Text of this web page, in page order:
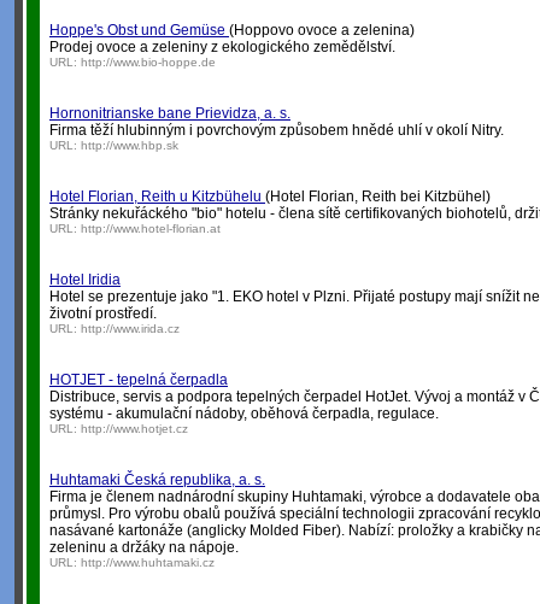
Hoppe's Obst und Gemüse (Hoppovo ovoce a zelenina)
Prodej ovoce a zeleniny z ekologického zemědělství.
URL: http://www.bio-hoppe.de
Hornonitrianske bane Prievidza, a. s.
Firma těží hlubinným i povrchovým způsobem hnědé uhlí v okolí Nitry.
URL: http://www.hbp.sk
Hotel Florian, Reith u Kitzbühelu (Hotel Florian, Reith bei Kitzbühel)
Stránky nekuřáckého "bio" hotelu - člena sítě certifikovaných biohotelů,
URL: http://www.hotel-florian.at
Hotel Iridia
Hotel se prezentuje jako "1. EKO hotel v Plzni. Přijaté postupy mají snížit
životní prostředí.
URL: http://www.irida.cz
HOTJET - tepelná čerpadla
Distribuce, servis a podpora tepelných čerpadel HotJet. Vývoj a montáž v
systému - akumulační nádoby, oběhová čerpadla, regulace.
URL: http://www.hotjet.cz
Huhtamaki Česká republika, a. s.
Firma je členem nadnárodní skupiny Huhtamaki, výrobce a dodavatele
průmysl. Pro výrobu obalů používá speciální technologii zpracování
nasávané kartonáže (anglicky Molded Fiber). Nabízí: proložky a krabičky
zeleninu a držáky na nápoje.
URL: http://www.huhtamaki.cz